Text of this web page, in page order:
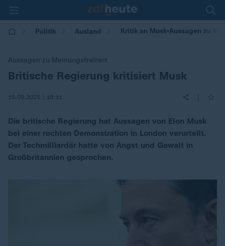
Politik Ausland Kritik an Musk-Aussagen zu
Aussagen zu Meinungsfreiheit
:Britische Regierung kritisiert Musk
15.09.2025 | 18:11
Die britische Regierung hat Aussagen von Elon Musk
bei einer rechten Demonstration in London verurteilt.
Der Techmilliardär hatte von Angst und Gewalt in
Großbritannien gesprochen.